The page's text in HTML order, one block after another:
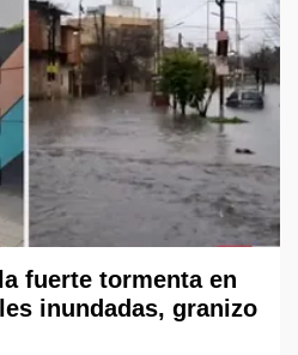
fuerte tormenta en
inundadas, granizo